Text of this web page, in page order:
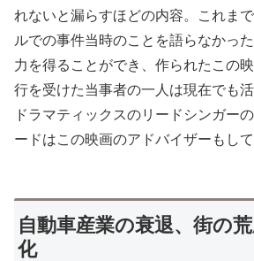
れないと漏らすほどの内容。これま
ルでの事件当時のことを語らなかっ
力を得ることができ、作られたこの
行を受けた当事者の一人は現在でも
ドラマティックスのリードシンガー
ードはこの映画のアドバイザーもして
自動車産業の衰退、街の
化